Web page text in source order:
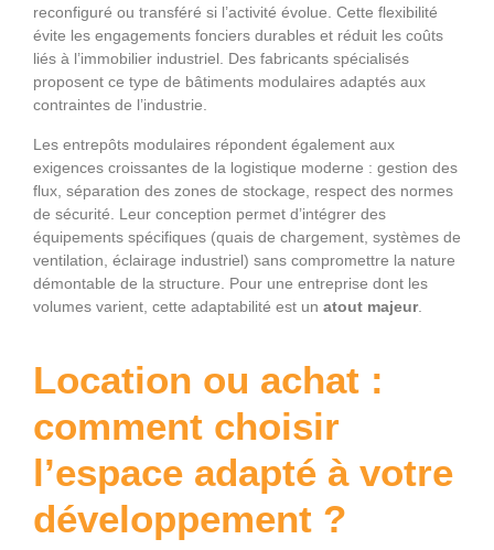
reconfiguré ou transféré si l’activité évolue. Cette flexibilité
évite les engagements fonciers durables et réduit les coûts
liés à l’immobilier industriel. Des fabricants spécialisés
proposent ce type de bâtiments modulaires adaptés aux
contraintes de l’industrie.
Les entrepôts modulaires répondent également aux
exigences croissantes de la logistique moderne : gestion des
flux, séparation des zones de stockage, respect des normes
de sécurité. Leur conception permet d’intégrer des
équipements spécifiques (quais de chargement, systèmes de
ventilation, éclairage industriel) sans compromettre la nature
démontable de la structure. Pour une entreprise dont les
volumes varient, cette adaptabilité est un atout majeur.
Location ou achat :
comment choisir
l’espace adapté à votre
développement ?